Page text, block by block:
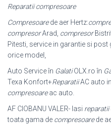
Reparatii compresoare
Compresoarede aer Hertz:
compresorArad, compresor
Pitesti, service in garantie si post
orice model,
Auto Service în GalatiOLX.ro în
Texa Konfort+ReparatiiAC auto in
compresoareac auto.
AF CIOBANU VALER- Iasi reparatii
toata gama de compresoarede